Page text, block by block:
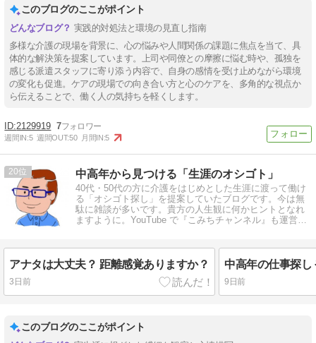
このブログのここがポイント
実践的対処法と環境の見直し指南
多様な介護の現場を背景に、心の悩みや人間関係の課題に焦点を当て、具
体的な解決策を提案しています。上司や同僚との摩擦に悩む時や、孤独を
感じる派遣スタッフに寄り添う内容で、自身の感情を受け止めながら環境
の変化も促進。ケアの現場での向き合い方と心のケアを、多角的な視点か
ら伝えることで、働く人の気持ちを軽くします。
2129919 7
週間IN:5 週間OUT:50 月間IN:5
20 中高年から見つける「生涯のオシゴト」
40代・50代の方に介護をはじめとした生涯に渡って働け
る「オシゴト探し」を提案していたブログです。今は無
駄に雑談が多いです。貴方の人生観に何かヒントとなれ
ますように。YouTube で『こみちチャンネル』も運営し
アナタは大丈夫？ 距離感覚ありますか？
3日前 9日前
このブログのここがポイント